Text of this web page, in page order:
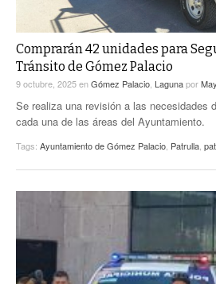
A MEDIA MAÑANA
A TODA LEY
LA MEJOR 97.1 ESTÉREO GALLITO
ACTUALIDADES GREM
PULSO
Comprarán 42 unidades para
Tránsito de Gómez Palacio
9 octubre, 2025enGómez Palacio Lagunapor
Se realiza una revisión a las necesidades
cada una de las áreas del Ayuntamiento.
Tags: Ayuntamiento de Gómez Palacio Patrulla